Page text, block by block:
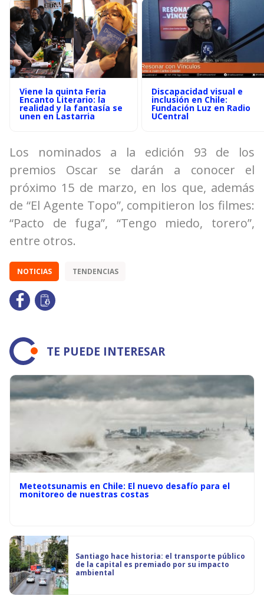
Viene la quinta Feria
Encanto Literario: la
realidad y la fantasía se
unen en Lastarria
Discapacidad visual e
inclusión en Chile:
Fundación Luz en Radio
UCentral
Los nominados a la edición 93 de los
premios Oscar se darán a conocer el
próximo 15 de marzo, en los que, además
de “El Agente Topo”, compitieron los filmes:
“Pacto de fuga”, “Tengo miedo, torero”,
entre otros.
NOTICIAS TENDENCIAS
TE PUEDE INTERESAR
Meteotsunamis en Chile: El nuevo desafío para el
monitoreo de nuestras costas
Santiago hace historia: el transporte público
de la capital es premiado por su impacto
ambiental